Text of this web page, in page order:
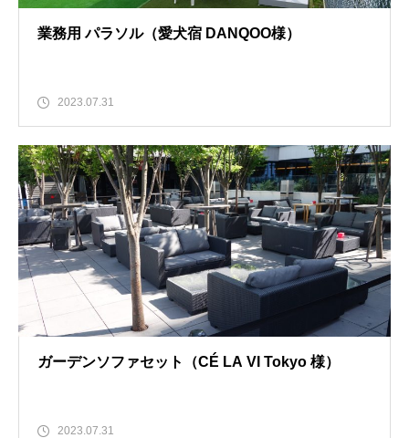
業務用 パラソル（愛犬宿 DANQOO様）
2023.07.31
ガーデンソファセット（CÉ LA VI Tokyo 様）
2023.07.31